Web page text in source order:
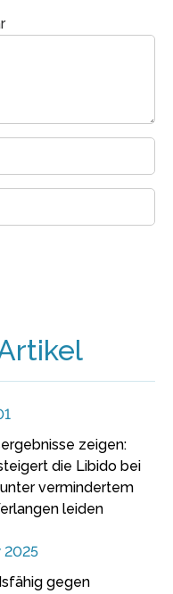
zeigen:
die Libido bei
unter vermindertem
leiden
2025
gegen